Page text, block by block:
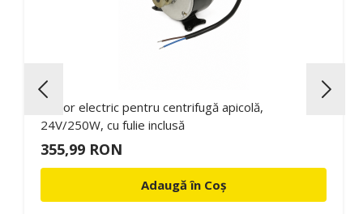
Motor electric pentru centrifugă apicolă,
24V/250W, cu fulie inclusă
355,99 RON
Adaugă în Coș